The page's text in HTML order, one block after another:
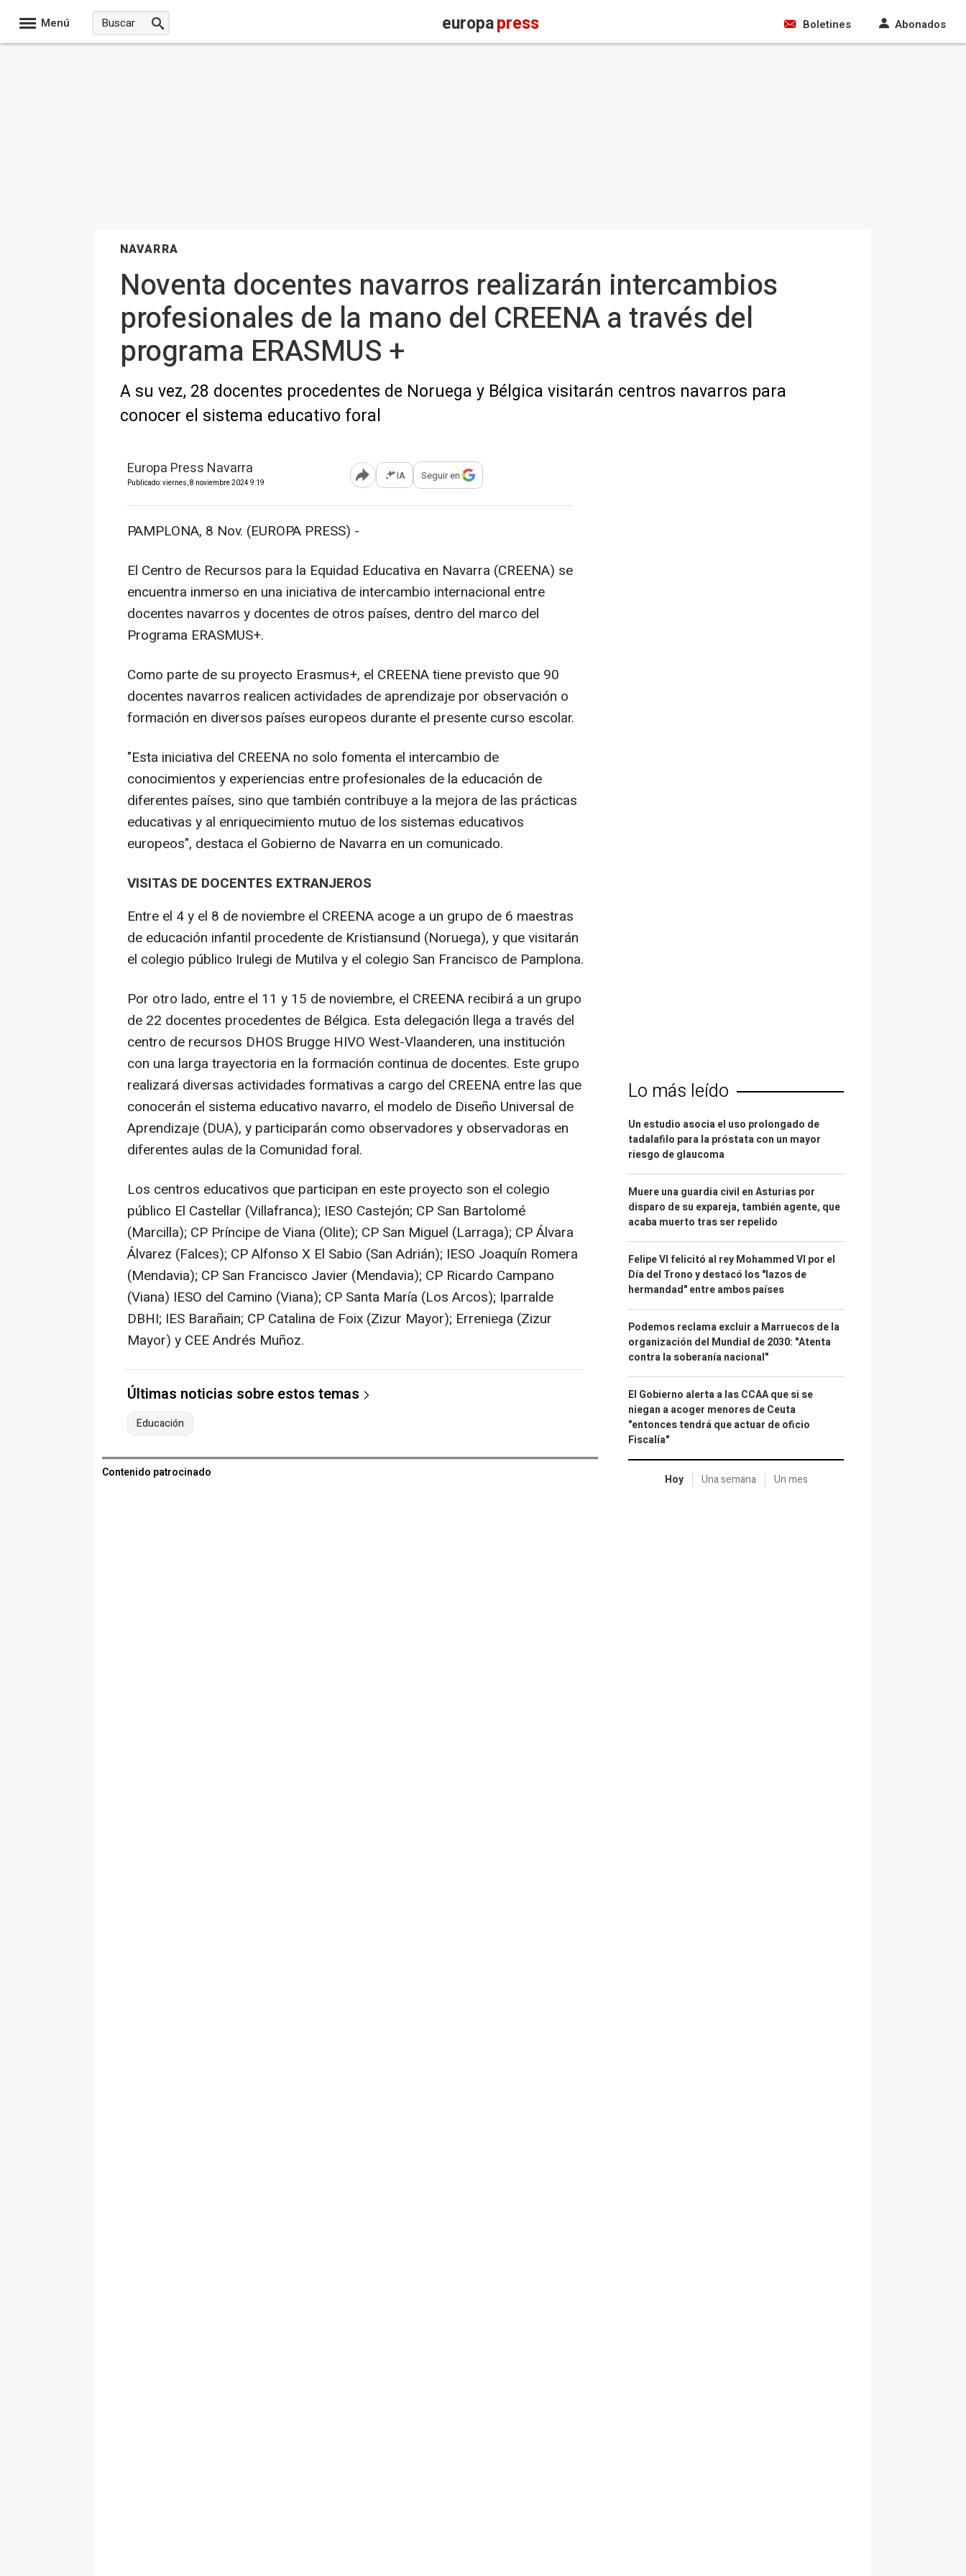
Menú europapress Boletines Abonados
NAVARRA
Noventa docentes navarros realizarán intercambios
profesionales de la mano del CREENA a través del
programa ERASMUS +
A su vez, 28 docentes procedentes de Noruega y Bélgica visitarán centros navarros para
conocer el sistema educativo foral
Europa Press Navarra
Publicado: viernes, 8 noviembre 2024 9:19 Abrir opciones para compartir
IA Seguir en
PAMPLONA, 8 Nov. (EUROPA PRESS) -
El Centro de Recursos para la Equidad Educativa en Navarra (CREENA) se
encuentra inmerso en una iniciativa de intercambio internacional entre
docentes navarros y docentes de otros países, dentro del marco del
Programa ERASMUS+.
Como parte de su proyecto Erasmus+, el CREENA tiene previsto que 90
docentes navarros realicen actividades de aprendizaje por observación o
formación en diversos países europeos durante el presente curso escolar.
"Esta iniciativa del CREENA no solo fomenta el intercambio de
conocimientos y experiencias entre profesionales de la educación de
diferentes países, sino que también contribuye a la mejora de las prácticas
educativas y al enriquecimiento mutuo de los sistemas educativos
europeos", destaca el Gobierno de Navarra en un comunicado.
VISITAS DE DOCENTES EXTRANJEROS
Entre el 4 y el 8 de noviembre el CREENA acoge a un grupo de 6 maestras
de educación infantil procedente de Kristiansund (Noruega), y que visitarán
el colegio público Irulegi de Mutilva y el colegio San Francisco de Pamplona.
Por otro lado, entre el 11 y 15 de noviembre, el CREENA recibirá a un grupo
de 22 docentes procedentes de Bélgica. Esta delegación llega a través del
centro de recursos DHOS Brugge HIVO West-Vlaanderen, una institución
con una larga trayectoria en la formación continua de docentes. Este grupo
realizará diversas actividades formativas a cargo del CREENA entre las que
conocerán el sistema educativo navarro, el modelo de Diseño Universal de
Aprendizaje (DUA), y participarán como observadores y observadoras en
diferentes aulas de la Comunidad foral.
Los centros educativos que participan en este proyecto son el colegio
público El Castellar (Villafranca); IESO Castejón; CP San Bartolomé
(Marcilla); CP Príncipe de Viana (Olite); CP San Miguel (Larraga); CP Álvara
Álvarez (Falces); CP Alfonso X El Sabio (San Adrián); IESO Joaquín Romera
(Mendavia); CP San Francisco Javier (Mendavia); CP Ricardo Campano
(Viana) IESO del Camino (Viana); CP Santa María (Los Arcos); Iparralde
DBHI; IES Barañain; CP Catalina de Foix (Zizur Mayor); Erreniega (Zizur
Mayor) y CEE Andrés Muñoz.
Últimas noticias sobre estos temas
Educación
Contenido patrocinado
Lo más leído
Un estudio asocia el uso prolongado de
tadalafilo para la próstata con un mayor
riesgo de glaucoma
Muere una guardia civil en Asturias por
disparo de su expareja, también agente, que
acaba muerto tras ser repelido
Felipe VI felicitó al rey Mohammed VI por el
Día del Trono y destacó los "lazos de
hermandad" entre ambos países
Podemos reclama excluir a Marruecos de la
organización del Mundial de 2030: "Atenta
contra la soberanía nacional"
El Gobierno alerta a las CCAA que si se
niegan a acoger menores de Ceuta
"entonces tendrá que actuar de oficio
Fiscalía"
Hoy Una semana Un mes